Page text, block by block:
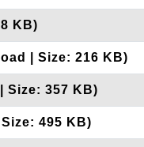
KB)
| Size: 216 KB)
Size: 357 KB)
495 KB)